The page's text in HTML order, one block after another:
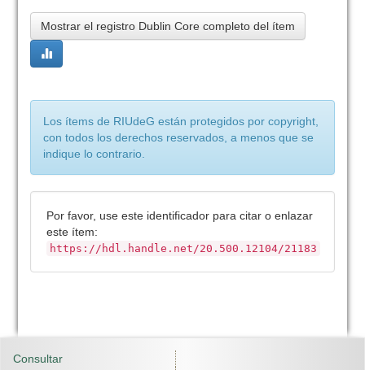
Mostrar el registro Dublin Core completo del ítem
Los ítems de RIUdeG están protegidos por copyright,
con todos los derechos reservados, a menos que se
indique lo contrario.
Por favor, use este identificador para citar o enlazar
este ítem:
https://hdl.handle.net/20.500.12104/21183
Consultar